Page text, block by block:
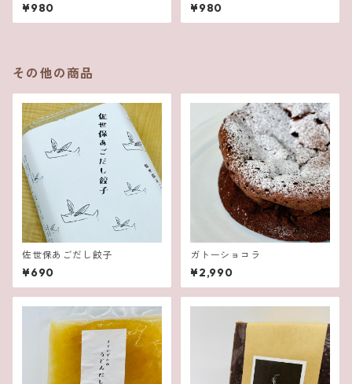
¥980 ¥980
その他の商品
佐世保あごだし餃子
¥690
ガトーショコラ
¥2,990